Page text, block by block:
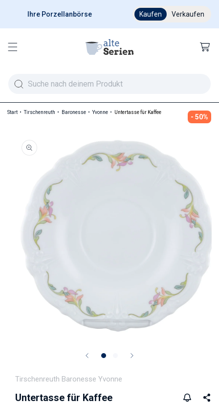
Ihre Porzellanbörse Ab 200 €
Kaufen Verkaufen
Start Tirschenreuth Baronesse Yvonne Untertasse für Kaffee
- 50%
Tirschenreuth Baronesse Yvonne
Untertasse für Kaffee